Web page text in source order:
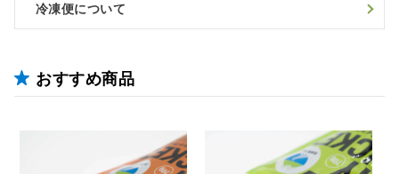
冷凍便について
おすすめ商品